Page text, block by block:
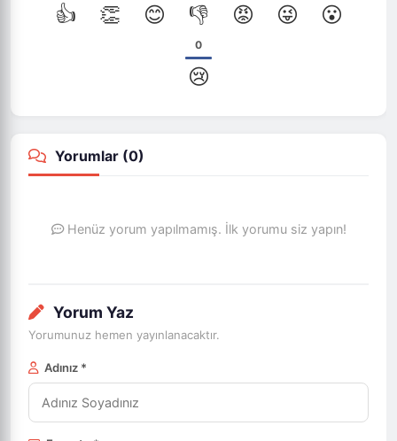
👍 👏 😊 👎 😡 😜 😮
0
😢
Yorumlar (0)
Henüz yorum yapılmamış. İlk yorumu siz yapın!
Yorum Yaz
Yorumunuz hemen yayınlanacaktır.
Adınız *